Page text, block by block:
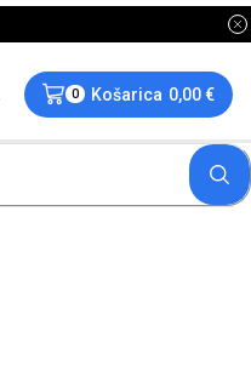
0 Košarica 0,00€